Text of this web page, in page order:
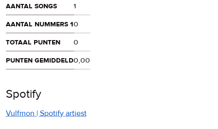
aantal songs
1
aantal nummers 10
totaal punten
0
punten gemiddeld0,00
Spotify
Vulfmon | Spotify artiest